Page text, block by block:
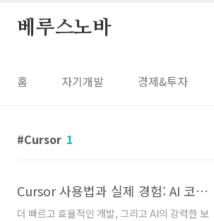
베루스노바
홈 자기개발 경제&투자
Cursor 1
Cursor 사용법과 실제 경험: AI 코드 에디터의 모든 것
더 빠르고 효율적인 개발, 그리고 AI의 강력한 보